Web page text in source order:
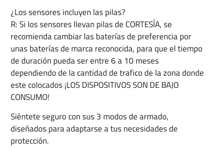
¿Los sensores incluyen las pilas?
R: Si los sensores llevan pilas de CORTESÍA, se
recomienda cambiar las baterías de preferencia por
unas baterías de marca reconocida, para que el tiempo
de duración pueda ser entre 6 a 10 meses
dependiendo de la cantidad de trafico de la zona donde
este colocados ¡LOS DISPOSITIVOS SON DE BAJO
CONSUMO!
Siéntete seguro con sus 3 modos de armado,
diseñados para adaptarse a tus necesidades de
protección.